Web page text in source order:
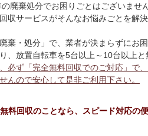
廃棄処分でお困りごとはございませ
収サービスがそんなお悩みごとを解決
棄・処分」で、業者が決まらずにお
、放置自転車を5台以上～10台以上と
必ず「完全無料回収でのご対応」で
んので安心して是非ご利用下さい。
料回収のことなら、スピード対応の